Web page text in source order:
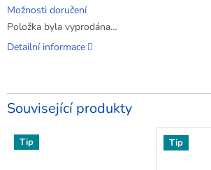
Možnosti doručení
Položka byla vyprodána…
Detailní informace
Související produkty
Tip Tip